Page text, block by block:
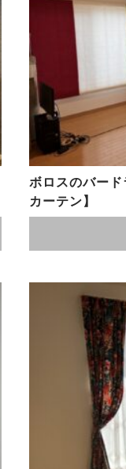
ボロスのバー
カーテン】